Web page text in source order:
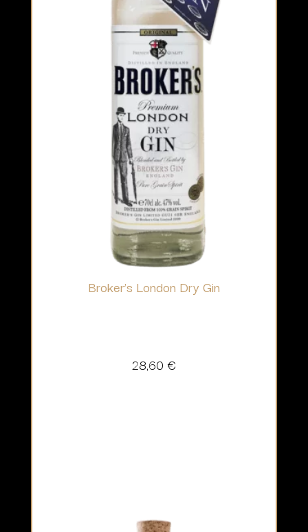
Broker’s London Dry Gin
28,60 €